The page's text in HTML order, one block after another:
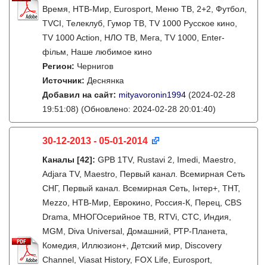
Время, НТВ-Мир, Eurosport, Меню ТВ, 2+2, Футбол,
TVCI, Телеклуб, Гумор ТВ, TV 1000 Русское кино,
TV 1000 Action, НЛО ТВ, Мега, TV 1000, Enter-
фiльм, Наше любимое кино
Регион: Чернигов
Источник: Деснянка
Добавил на сайт: mityavoronin1994 (2024-02-28
19:51:08) (Обновлено: 2024-02-28 20:01:40)
30-12-2013 - 05-01-2014
Каналы [42]: GPB 1TV, Rustavi 2, Imedi, Maestro,
Adjara TV, Maestro, Первый канал. Всемирная Сеть
СНГ, Первый канал. Всемирная Сеть, Інтер+, ТНТ,
Mezzo, НТВ-Мир, Еврокино, Россия-К, Перец, CBS
Drama, МНОГОсерийное ТВ, RTVi, СТС, Индия,
MGM, Diva Universal, Домашний, РТР-Планета,
Комедия, Иллюзион+, Детский мир, Discovery
Channel, Viasat History, FOX Life, Eurosport,